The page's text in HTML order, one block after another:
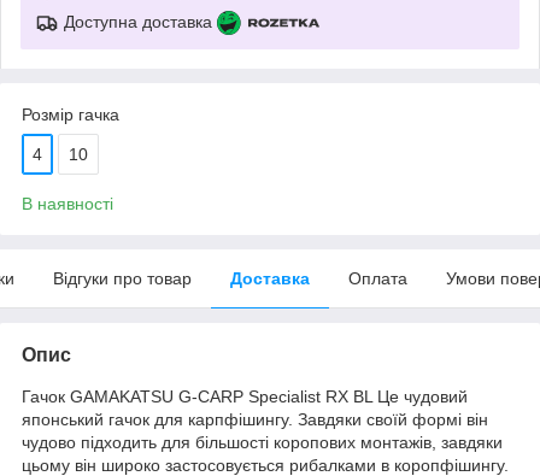
Доступна доставка
Розмір гачка
4 10
В наявності
Відгуки про товар Доставка Оплата Умови
Опис
Гачок GAMAKATSU G-CARP Specialist RX BL Це чудовий
японський гачок для карпфішингу. Завдяки своїй формі він
чудово підходить для більшості коропових монтажів, завдяки
цьому він широко застосовується рибалками в коропфішингу.